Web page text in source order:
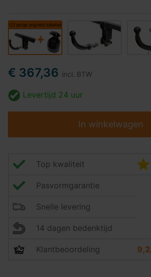
€ 367,36 incl. BTW
Levertijd 24 uur
In winkelwagen
Top kwaliteit
Pasvormgarantie
Snelle levering
14 dagen bedenktijd
Klantbeoordeling